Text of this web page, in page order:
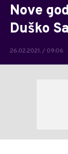
Nove
Duško
26.02.2021. / 09:06